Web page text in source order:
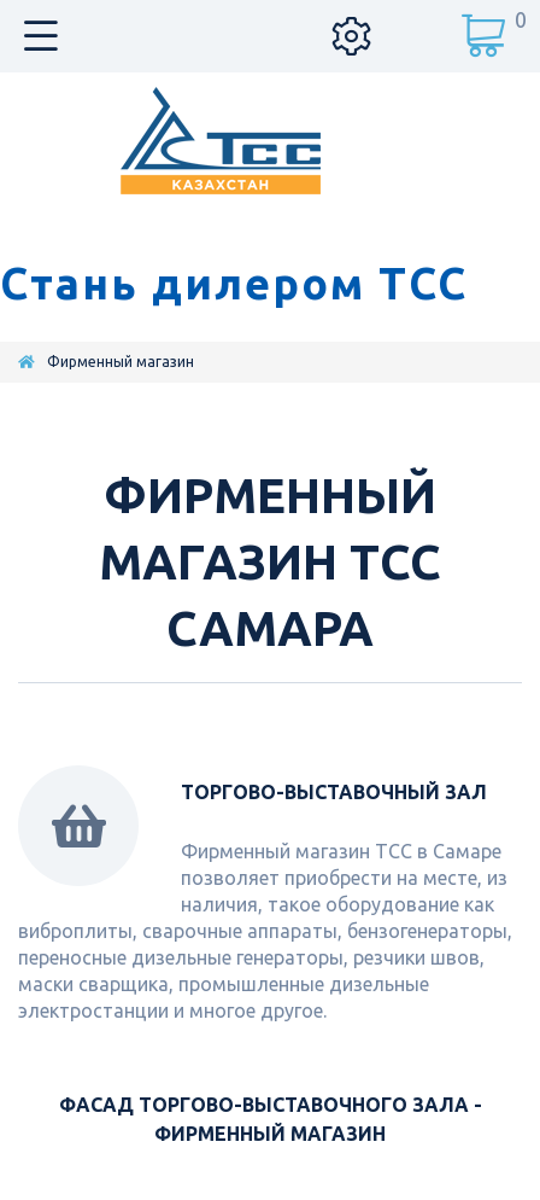
Стань дилером ТСС
0
Фирменный магазин
ФИРМЕННЫЙ
МАГАЗИН ТСС
САМАРА
ТОРГОВО-ВЫСТАВОЧНЫЙ ЗАЛ
Фирменный магазин ТСС в Самаре
позволяет приобрести на месте, из
наличия, такое оборудование как
виброплиты, сварочные аппараты, бензогенераторы,
переносные дизельные генераторы, резчики швов,
маски сварщика, промышленные дизельные
электростанции и многое другое.
ФАСАД ТОРГОВО-ВЫСТАВОЧНОГО ЗАЛА -
ФИРМЕННЫЙ МАГАЗИН